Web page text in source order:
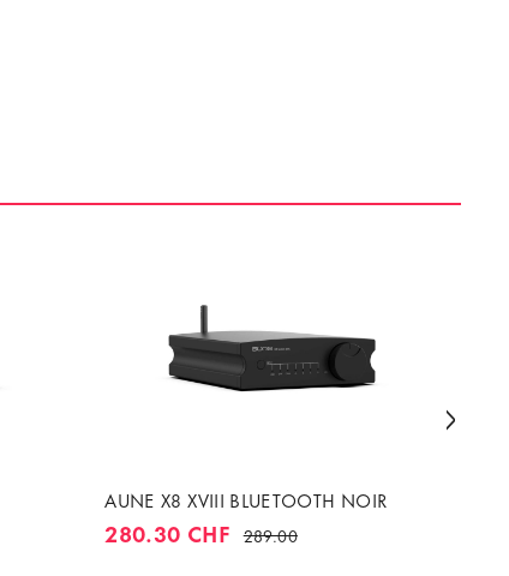
AUNE X8 XVIII BLUETOOTH NOIR
280.30 CHF 289.00